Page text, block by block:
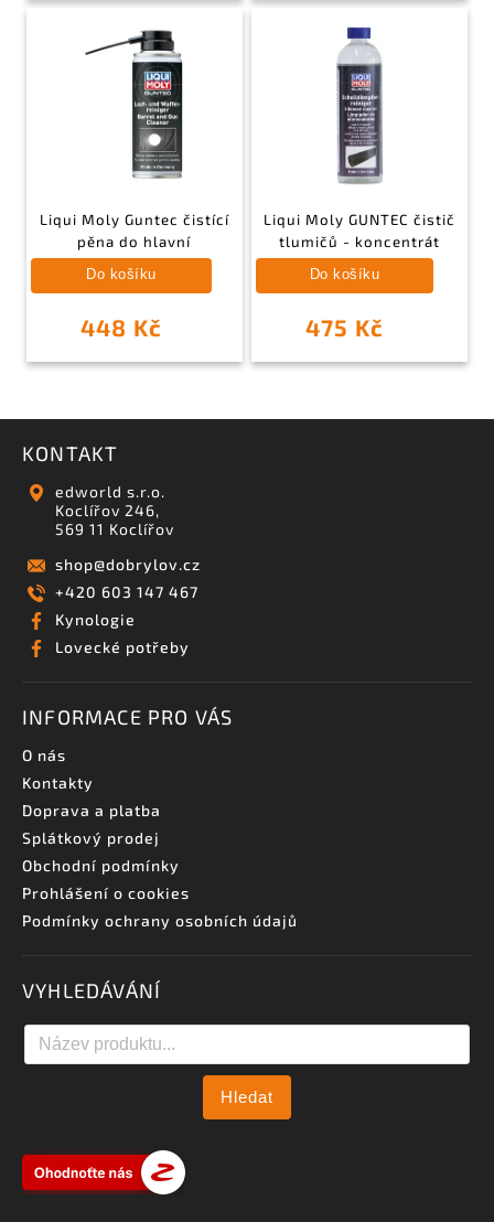
Liqui Moly Guntec čistící
pěna do hlavní
448 Kč
Do košíku
Liqui Moly GUNTEC čistič
tlumičů - koncentrát
475 Kč
Do košíku
KONTAKT
edworld s.r.o.
Koclířov 246,
569 11 Koclířov
shop@dobrylov.cz
+420 603 147 467
Kynologie
Lovecké potřeby
INFORMACE PRO VÁS
O nás
Kontakty
Doprava a platba
Splátkový prodej
Obchodní podmínky
Prohlášení o cookies
Podmínky ochrany osobních údajů
VYHLEDÁVÁNÍ
Hledat